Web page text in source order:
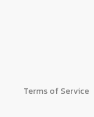
Terms of Service